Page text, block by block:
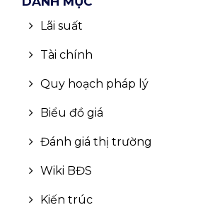
nhiều lực đẩy từ thông tin quy
Lãi suất
Tài chính
Quy hoạch pháp lý
Biểu đồ giá
Đánh giá thị trường
Wiki BĐS
Kiến trúc